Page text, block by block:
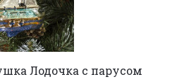
Лодочка с парусом